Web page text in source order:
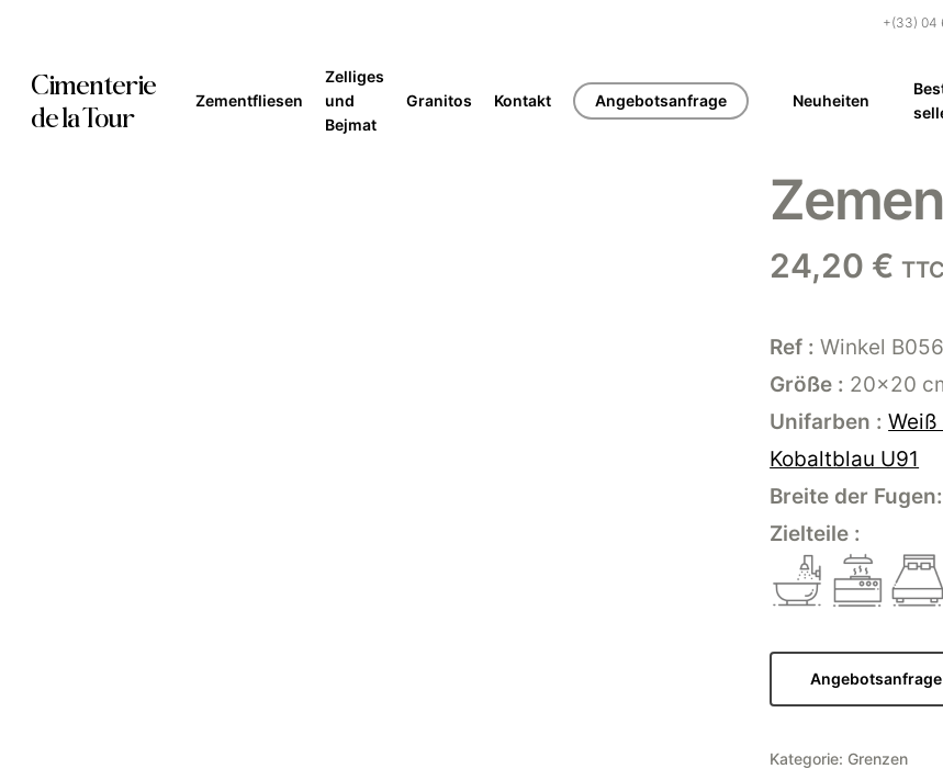
main
content
+(33) 04
Cimenterie
de la Tour
Zementfliesen
Zelliges
und
Bejmat
Granitos Kontakt Angebotsanfrage Neuheiten
24,20 €
Ref : Winkel
Größe : 20×20
Unifarben : Weiß
Kobaltblau U91
Breite der Fugen:
Zielteile :
Angebotsanfrage
Kategorie: Grenzen